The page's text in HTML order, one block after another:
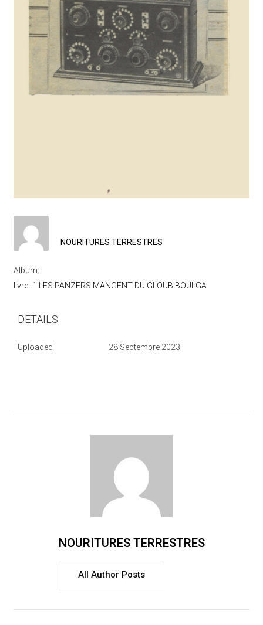
NOURITURES TERRESTRES
Album:
livret 1 LES PANZERS MANGENT DU GLOUBIBOULGA
DETAILS
Uploaded 28 Septembre 2023
NOURITURES TERRESTRES
All Author Posts